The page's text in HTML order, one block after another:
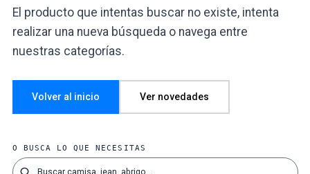
El producto que intentas buscar no existe, intenta
realizar una nueva búsqueda o navega entre
nuestras categorías.
Volver al inicio Ver novedades
O BUSCA LO QUE NECESITAS